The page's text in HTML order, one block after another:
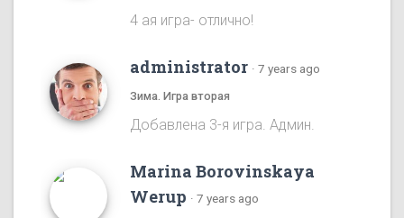
4 ая игра- отлично!
administrator · 7 years ago
Зима. Игра вторая
Добавлена 3-я игра. Админ.
Marina Borovinskaya
Werup · 7 years ago